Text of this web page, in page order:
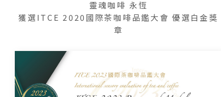
靈魂咖啡 永恆
獲選ITCE 2020國際茶咖啡品鑑大會 優選白金獎
章